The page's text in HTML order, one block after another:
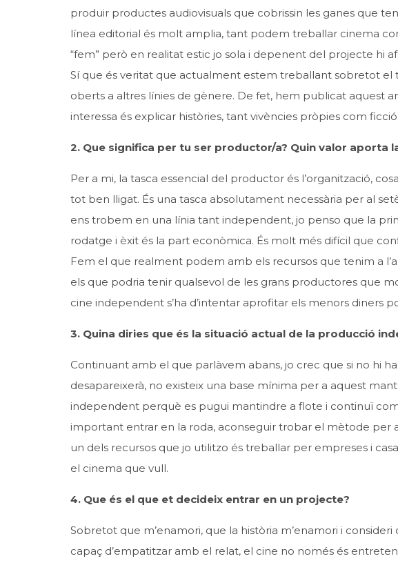
produir productes audiovisuals que cobrissin les ganes que
línea editorial és molt amplia, tant podem treballar cinema
“fem” però en realitat estic jo sola i depenent del projecte hi
Sí que és veritat que actualment estem treballant sobretot el
oberts a altres línies de gènere. De fet, hem publicat aquest
interessa és explicar històries, tant vivències pròpies com ficció.
2. Que significa per tu ser productor/a? Quin valor
Per a mi, la tasca essencial del productor és l’organització,
tot ben lligat. És una tasca absolutament necessària per al
ens trobem en una línia tant independent, jo penso que la
rodatge i èxit és la part econòmica. És molt més difícil que
Fem el que realment podem amb els recursos que tenim a
els que podria tenir qualsevol de les grans productores que
cine independent s’ha d’intentar aprofitar els menors diners
3. Quina diries que és la situació actual de la producció
Continuant amb el que parlàvem abans, jo crec que si no hi
desapareixerà, no existeix una base mínima per a aquest
independent perquè es pugui mantindre a flote i continuï
important entrar en la roda, aconseguir trobar el mètode per
un dels recursos que jo utilitzo és treballar per empreses i
el cinema que vull.
4. Que és el que et decideix entrar en un projecte?
Sobretot que m’enamori, que la història m’enamori i
capaç d’empatitzar amb el relat, el cine no només és